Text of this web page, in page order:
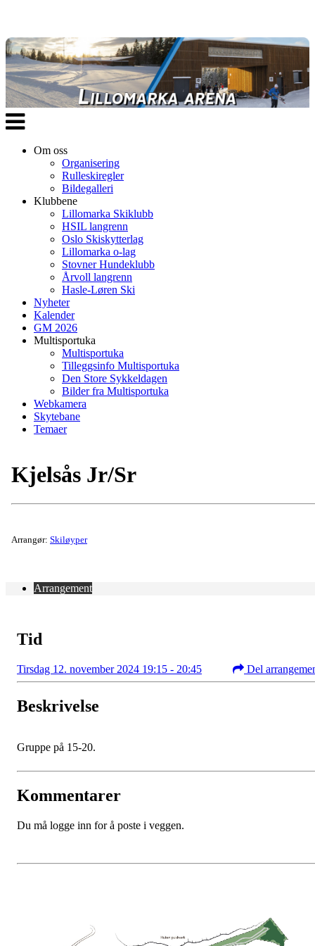
Veksle
navigasjon
Om oss
Organisering
Rulleskiregler
Bildegalleri
Klubbene
Lillomarka Skiklubb
HSIL langrenn
Oslo Skiskytterlag
Lillomarka o-lag
Stovner Hundeklubb
Årvoll langrenn
Hasle-Løren Ski
Nyheter
Kalender
GM 2026
Multisportuka
Multisportuka
Tilleggsinfo Multisportuka
Den Store Sykkeldagen
Bilder fra Multisportuka
Webkamera
Skytebane
Temaer
Kjelsås Jr/Sr
Arrangør: Skiløyper
Arrangement
Tid
Tirsdag 12. november 2024 19:15 - 20:45 Del
Beskrivelse
Gruppe på 15-20.
Kommentarer
Du må logge inn for å poste i veggen.